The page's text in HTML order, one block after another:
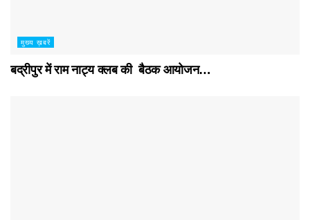
मुख्य ख़बरें
बद्रीपुर में राम नाट्य क्लब की बैठक आयोजन…